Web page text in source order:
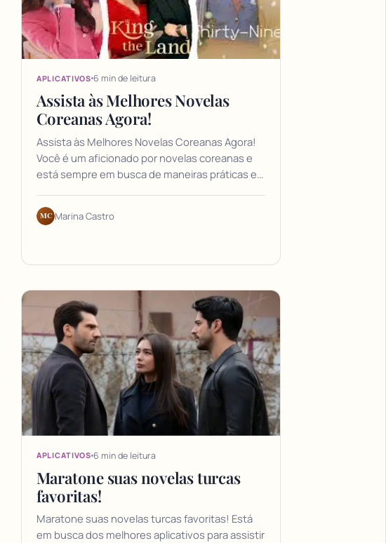
APLICATIVOS 6 min de leitura
Assista às Melhores Novelas
Coreanas Agora!
Assista às Melhores Novelas Coreanas Agora!
Você é um aficionado por novelas coreanas e
está sempre em busca de maneiras práticas e…
MC Marina Castro
APLICATIVOS 6 min de leitura
Maratone suas novelas turcas
favoritas!
Maratone suas novelas turcas favoritas! Está
em busca dos melhores aplicativos para assistir